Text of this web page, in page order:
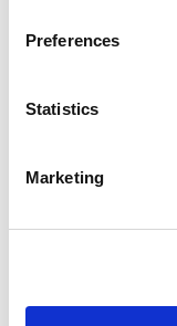
Preferences
Statistics
Marketing